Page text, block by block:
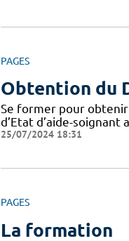
PAGES
Obtention du
Se former pour obtenir
d’Etat d’aide-
25/07/2024 18:31
PAGES
La formation